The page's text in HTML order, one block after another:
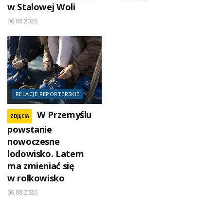
w Stalowej Woli
06.08.2026
RELACJE REPORTERSKIE
ZDJĘCIA
W Przemyślu
powstanie
nowoczesne
lodowisko. Latem
ma zmieniać się
w rolkowisko
06.08.2026